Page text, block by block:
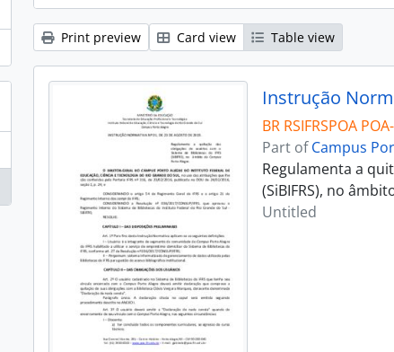
Print preview Card view Table view
Instrução
BR RSIFRSPOA
Part ofCampus
Regulamenta a
(SiBIFRS), no
Untitled